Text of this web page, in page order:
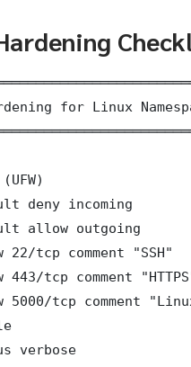
for Linux
deny incoming
allow outgoing
tcp comment "SSH"
tcp comment
5000/tcp comment
verbose